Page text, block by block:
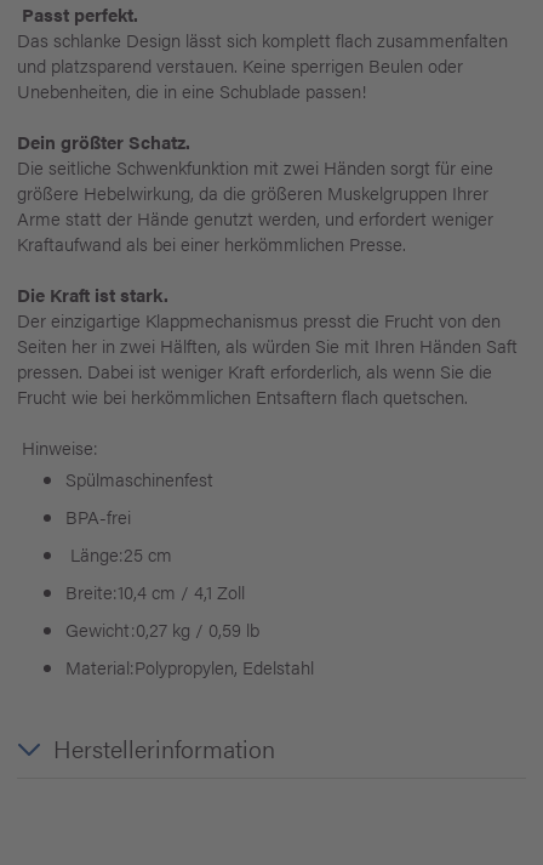
Passt perfekt.
Das schlanke Design lässt sich komplett flach zusammenfalten
und platzsparend verstauen. Keine sperrigen Beulen oder
Unebenheiten, die in eine Schublade passen!
Dein größter Schatz.
Die seitliche Schwenkfunktion mit zwei Händen sorgt für eine
größere Hebelwirkung, da die größeren Muskelgruppen Ihrer
Arme statt der Hände genutzt werden, und erfordert weniger
Kraftaufwand als bei einer herkömmlichen Presse.
Die Kraft ist stark.
Der einzigartige Klappmechanismus presst die Frucht von den
Seiten her in zwei Hälften, als würden Sie mit Ihren Händen Saft
pressen. Dabei ist weniger Kraft erforderlich, als wenn Sie die
Frucht wie bei herkömmlichen Entsaftern flach quetschen.
Hinweise:
Spülmaschinenfest
BPA-frei
Länge:25 cm
Breite:10,4 cm / 4,1 Zoll
Gewicht:0,27 kg / 0,59 lb
Material:Polypropylen, Edelstahl
Herstellerinformation